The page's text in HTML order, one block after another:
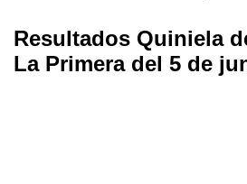
Resultados Quiniela
La Primera del 5 de